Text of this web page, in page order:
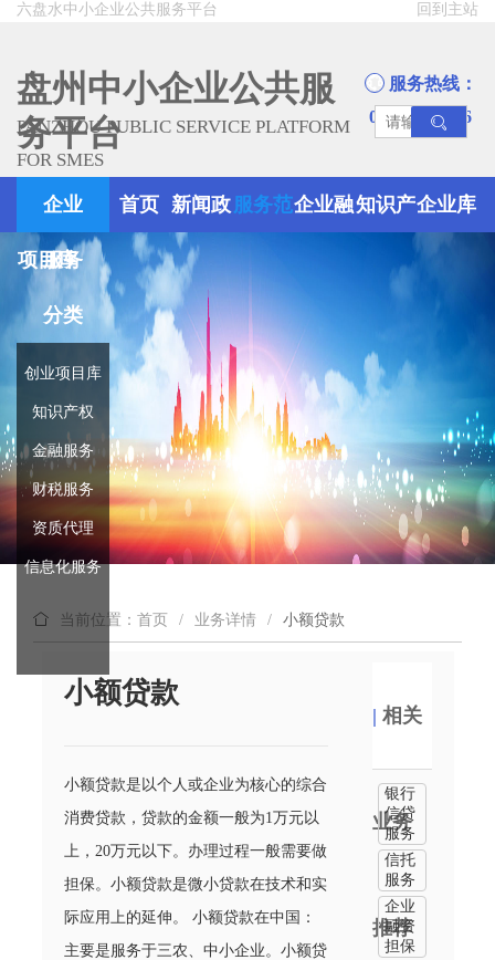
回到主站
六盘水中小企业公共服务平台
盘州中小企业公共服
务平台
PANZHOU PUBLIC SERVICE PLATFORM
FOR SMES
服务热线：
0858-8945666
企业
服务
分类
创业项目库
知识产权
金融服务
财税服务
资质代理
信息化服务
首页 新闻政
策
服务范企业融知识产企业库
项目库
当前位置：首页 / 业务详情 / 小额贷款
小额贷款
小额贷款是以个人或企业为核心的综合
消费贷款，贷款的金额一般为1万元以
上，20万元以下。办理过程一般需要做
担保。小额贷款是微小贷款在技术和实
际应用上的延伸。 小额贷款在中国：
主要是服务于三农、中小企业。小额贷
|相关
业务
推荐
银行
信贷
服务
信托
服务
企业
融资
担保